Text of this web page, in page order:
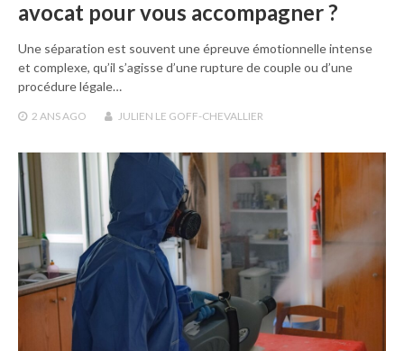
avocat pour vous accompagner ?
Une séparation est souvent une épreuve émotionnelle intense
et complexe, qu’il s’agisse d’une rupture de couple ou d’une
procédure légale…
2 ANS AGO JULIEN LE GOFF-CHEVALLIER